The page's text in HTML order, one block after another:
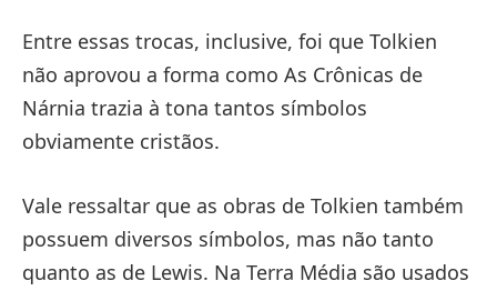
Entre essas trocas, inclusive, foi que Tolkien
não aprovou a forma como As Crônicas de
Nárnia trazia à tona tantos símbolos
obviamente cristãos.
Vale ressaltar que as obras de Tolkien também
possuem diversos símbolos, mas não tanto
quanto as de Lewis. Na Terra Média são usados